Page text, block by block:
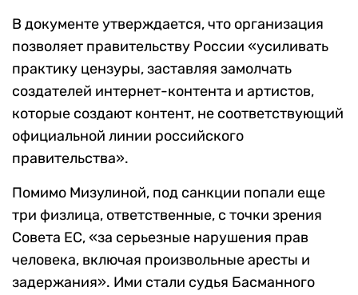
В документе утверждается, что организация
позволяет правительству России «усиливать
практику цензуры, заставляя замолчать
создателей интернет-контента и артистов,
которые создают контент, не соответствующий
официальной линии российского
правительства».
Помимо Мизулиной, под санкции попали еще
три физлица, ответственные, с точки зрения
Совета ЕС, «за серьезные нарушения прав
человека, включая произвольные аресты и
задержания». Ими стали судья Басманного